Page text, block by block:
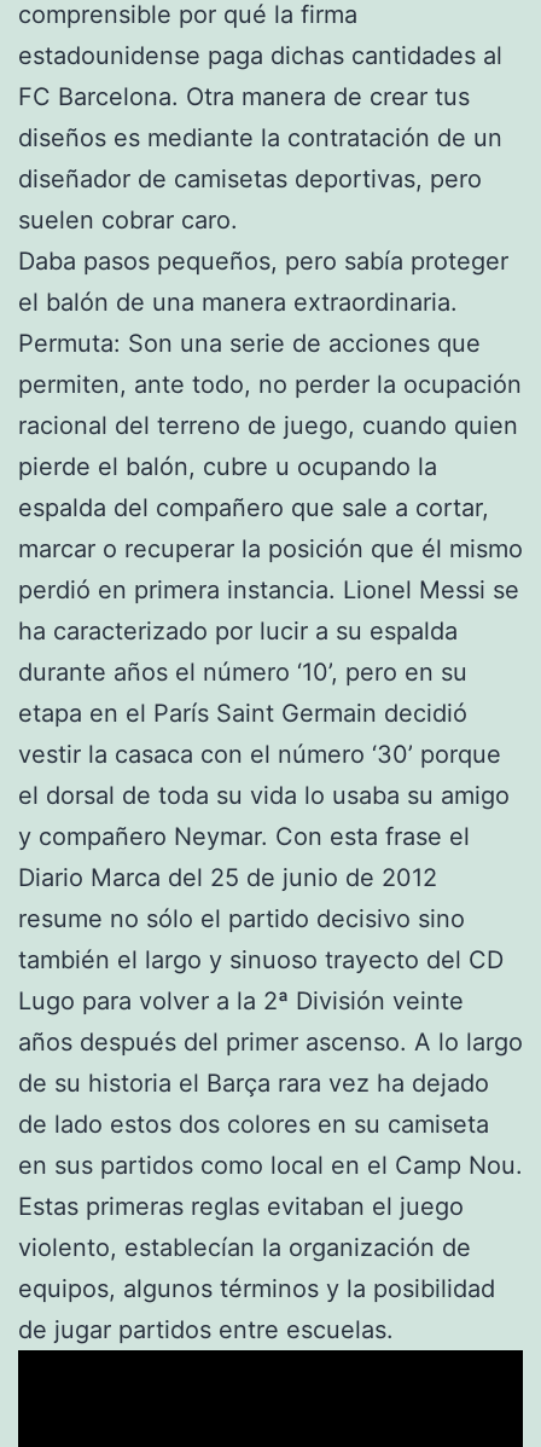
comprensible por qué la firma
estadounidense paga dichas cantidades al
FC Barcelona. Otra manera de crear tus
diseños es mediante la contratación de un
diseñador de camisetas deportivas, pero
suelen cobrar caro.
Daba pasos pequeños, pero sabía proteger
el balón de una manera extraordinaria.
Permuta: Son una serie de acciones que
permiten, ante todo, no perder la ocupación
racional del terreno de juego, cuando quien
pierde el balón, cubre u ocupando la
espalda del compañero que sale a cortar,
marcar o recuperar la posición que él mismo
perdió en primera instancia. Lionel Messi se
ha caracterizado por lucir a su espalda
durante años el número ‘10’, pero en su
etapa en el París Saint Germain decidió
vestir la casaca con el número ‘30’ porque
el dorsal de toda su vida lo usaba su amigo
y compañero Neymar. Con esta frase el
Diario Marca del 25 de junio de 2012
resume no sólo el partido decisivo sino
también el largo y sinuoso trayecto del CD
Lugo para volver a la 2ª División veinte
años después del primer ascenso. A lo largo
de su historia el Barça rara vez ha dejado
de lado estos dos colores en su camiseta
en sus partidos como local en el Camp Nou.
Estas primeras reglas evitaban el juego
violento, establecían la organización de
equipos, algunos términos y la posibilidad
de jugar partidos entre escuelas.